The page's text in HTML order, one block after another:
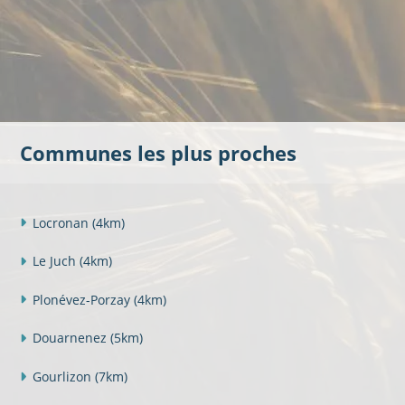
Communes les plus proches
Locronan (4km)
Le Juch (4km)
Plonévez-Porzay (4km)
Douarnenez (5km)
Gourlizon (7km)